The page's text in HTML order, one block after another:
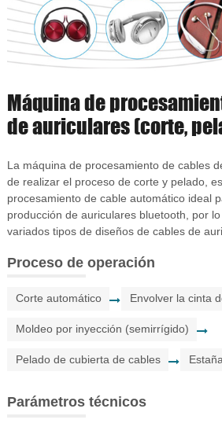
Máquina de
de auriculares (corte,
La máquina de procesamiento de cables
de realizar el proceso de corte y pelado,
procesamiento de cable automático ideal
producción de auriculares bluetooth, por
variados tipos de diseños de cables de
Proceso de operación
Corte automático Envolver la cinta
Moldeo por inyección (semirrígido)
Pelado de cubierta de cables
Parámetros técnicos